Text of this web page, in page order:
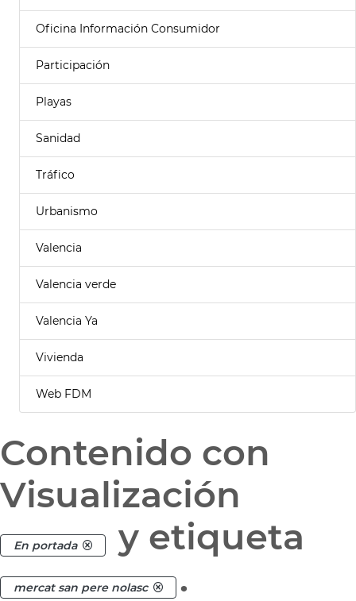
Oficina Información Consumidor
Participación
Playas
Sanidad
Tráfico
Urbanismo
Valencia
Valencia verde
Valencia Ya
Vivienda
Web FDM
Contenido con
Visualización
En portada y etiqueta
mercat san pere nolasc .